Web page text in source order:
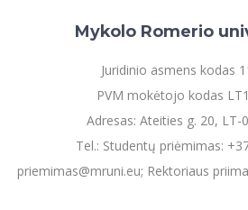
Mykolo Romerio
Juridinio asmens kodas
PVM mokėtojo kodas
Adresas: Ateities g. 20, LT-
Tel.: Studentų priėmimas:
priemimas@mruni.eu; Rektoriaus